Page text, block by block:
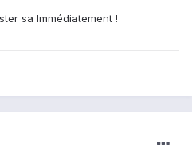
sa Immédiatement !